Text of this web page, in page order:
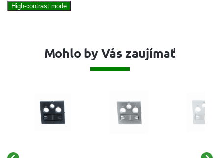
High-contrast mode
Mohlo by Vás zaujímať